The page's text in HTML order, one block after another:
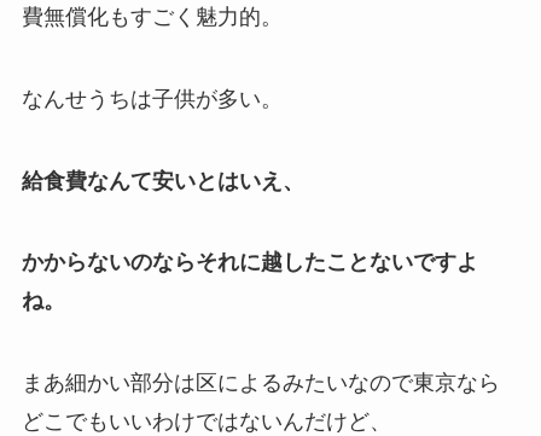
費無償化もすごく魅力的。
なんせうちは子供が多い。
給食費なんて安いとはいえ、
かからないのならそれに越したことないですよ
ね。
まあ細かい部分は区によるみたいなので東京なら
どこでもいいわけではないんだけど、